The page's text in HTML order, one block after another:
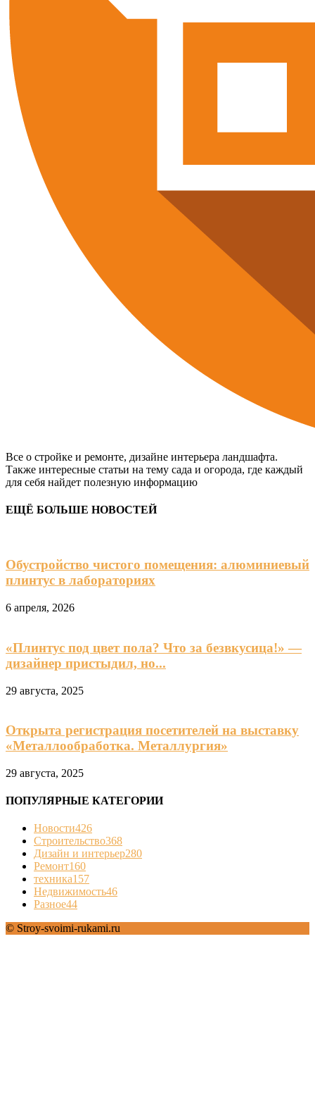
Все о стройке и ремонте, дизайне интерьера ландшафта.
Также интересные статьи на тему сада и огорода, где каждый
для себя найдет полезную информацию
ЕЩЁ БОЛЬШЕ НОВОСТЕЙ
Обустройство чистого помещения: алюминиевый
плинтус в лабораториях
6 апреля, 2026
«Плинтус под цвет пола? Что за безвкусица!» —
дизайнер пристыдил, но...
29 августа, 2025
Открыта регистрация посетителей на выставку
«Металлообработка. Металлургия»
29 августа, 2025
ПОПУЛЯРНЫЕ КАТЕГОРИИ
Новости426
Строительство368
Дизайн и интерьер280
Ремонт160
техника157
Недвижимость46
Разное44
© Stroy-svoimi-rukami.ru